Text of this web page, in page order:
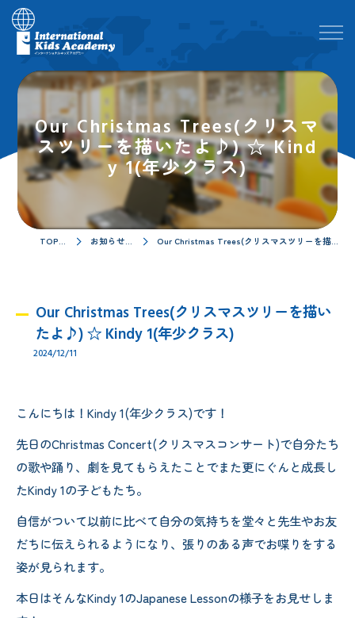
Our Christmas Trees(クリスマ
スツリーを描いたよ♪) ☆ Kind
y 1(年少クラス)
TOPページ お知らせ／ブログ Our Christmas Trees(クリスマスツリーを描いたよ♪) ☆ Kindy 1(年少クラス)
Our Christmas Trees(クリスマスツリーを描い
たよ♪) ☆ Kindy 1(年少クラス)
2024/12/11
こんにちは！Kindy 1(年少クラス)です！
先日のChristmas Concert(クリスマスコンサート)で自分たち
の歌や踊り、劇を見てもらえたことでまた更にぐんと成長し
たKindy 1の子どもたち。
自信がついて以前に比べて自分の気持ちを堂々と先生やお友
だちに伝えられるようになり、張りのある声でお喋りをする
姿が見られます。
本日はそんなKindy 1のJapanese Lessonの様子をお見せしま